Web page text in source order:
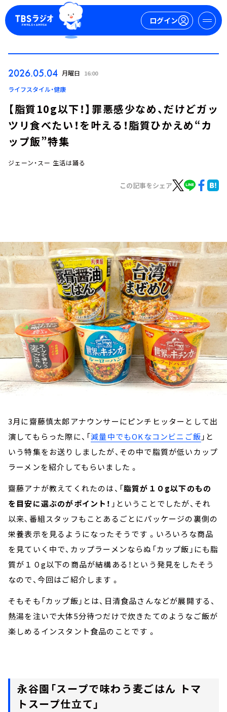
ログイン
ログイン
イベント・グッズ
YouTube
会社情報
2026.05.04 月曜日 16:00
ライフスタイル・健康
【脂質10g以下！】罪悪感少なめ、だけどガッ
ツリ食べたい！を叶える！脂質ひかえめ“カ
ップ飯”特集
ジェーン・スー 生活は踊る
この記事をシェア
3月に齋藤慎太郎アナウンサーにピンチヒッターとして出
演してもらった際に、「減量中でもOKなコンビニご飯 」と
いう特集をお送りしましたが、その中で脂質が低いカップ
ラーメンを紹介してもらいました 。
齋藤アナが教えてくれたのは、「脂質が１０g以下のもの
を目安に選ぶのがポイント！ 」ということでしたが、それ
以来、番組スタッフもことあるごとにパッケージの裏側の
栄養表示を見るようになったそうです 。いろいろな商品
を見ていく中で、カップラーメンならぬ「カップ飯」にも脂
質が１０g以下の商品が結構ある！という発見をしたそう
なので、今回はご紹介します 。
そもそも「カップ飯」とは、日清食品さんなどが展開する、
熱湯を注いで大体5分待つだけで炊きたてのようなご飯が
楽しめるインスタント食品のことです 。
永谷園「スープで味わう麦ごはん トマ
トスープ仕立て」